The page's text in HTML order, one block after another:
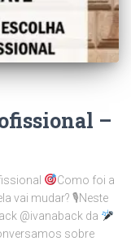
–
Como foi a
vai mudar? 🎙Neste
@ivanaback da
sobre